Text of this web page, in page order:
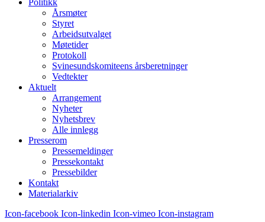
Politikk
Årsmøter
Styret
Arbeidsutvalget
Møtetider
Protokoll
Svinesundskomiteens årsberetninger
Vedtekter
Aktuelt
Arrangement
Nyheter
Nyhetsbrev
Alle innlegg
Presserom
Pressemeldinger
Pressekontakt
Pressebilder
Kontakt
Materialarkiv
Icon-facebook Icon-linkedin Icon-vimeo Icon-instagram